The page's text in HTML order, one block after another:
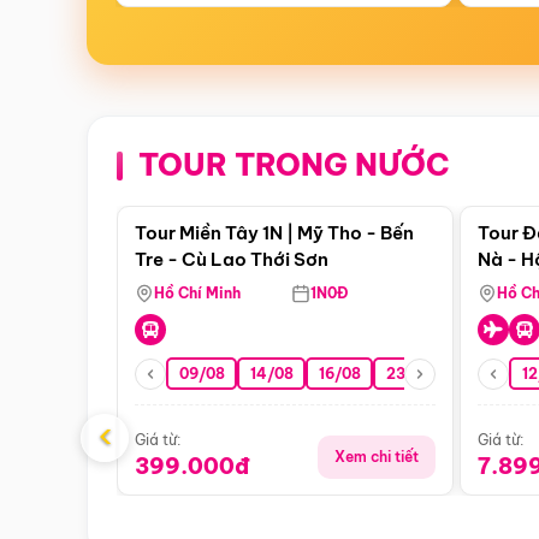
TOUR TRONG NƯỚC
Điểm nổi bật
Tour Miền Tây 1N | Mỹ Tho - Bến
Tre - Cù Lao Thới Sơn
Hồ Chí Minh 1N0Đ
09/08 14/08 16/08 23/08 30/08
Giá từ:
399.000đ Xem chi tiết
Tour
Nà -
Nha
Hồ
Giá từ:
‹